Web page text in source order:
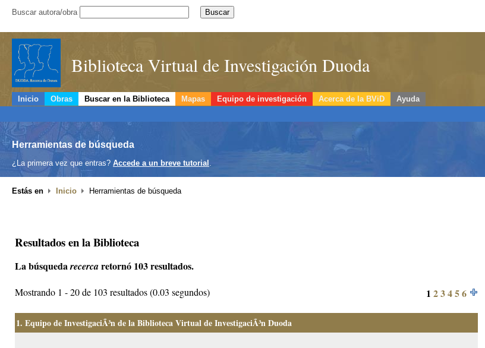
Buscar autora/obra
Biblioteca Virtual de Investigación Duoda
Inicio Obras Buscar en la Biblioteca Mapas Equipo de investigación Acerca de la BViD Ayuda
Herramientas de búsqueda
¿La primera vez que entras? Accede a un breve tutorial .
Estás en Inicio Herramientas de búsqueda
Resultados en la Biblioteca
La búsquedarecercaretornó 103 resultados.
Mostrando 1 - 20 de 103 resultados (0.03 segundos) 1 23456
1. Equipo de InvestigaciÃ³n de la Biblioteca Virtual de InvestigaciÃ³n Duoda